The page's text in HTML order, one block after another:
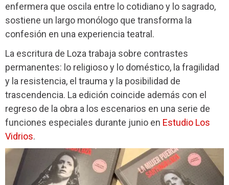
enfermera que oscila entre lo cotidiano y lo sagrado,
sostiene un largo monólogo que transforma la
confesión en una experiencia teatral.
La escritura de Loza trabaja sobre contrastes
permanentes: lo religioso y lo doméstico, la fragilidad
y la resistencia, el trauma y la posibilidad de
trascendencia. La edición coincide además con el
regreso de la obra a los escenarios en una serie de
funciones especiales durante junio en Estudio Los
Vidrios.